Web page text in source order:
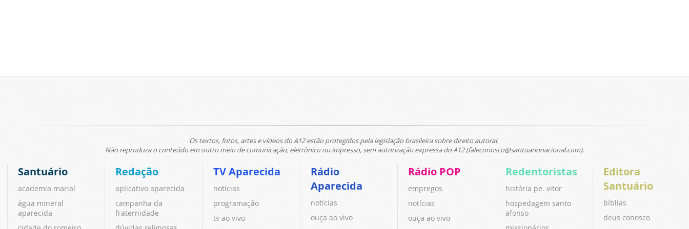
Os textos, fotos, artes e vídeos do A12 estão protegidos pela legislação brasileira sobre direito autoral.
Não reproduza o conteúdo em outro meio de comunicação, eletrônico ou impresso, sem autorização expressa do A12 (faleconosco@santuarionacional.com).
Santuário
academia marial
água mineral
aparecida
Redação
aplicativo aparecida
campanha da
fraternidade
TV Aparecida
notícias
programação
tv ao vivo
Rádio
Aparecida
notícias
ouça ao vivo
Rádio POP
empregos
notícias
ouça ao vivo
Redentoristas
história pe. vitor
hospedagem santo
afonso
Editora
Santuário
bíblias
deus conosco